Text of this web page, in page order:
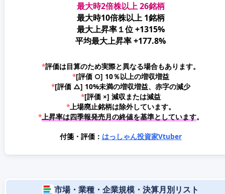
最大時2倍株以上 26銘柄
最大時10倍株以上 1銘柄
最大上昇率１位 +1315%
平均最大上昇率 +177.8%
*評価は目算のため実際と異なる場合もあります。
*[評価 ○] 10％以上の増収増益
*[評価 △] 10%未満の増収増益、赤字の減少
*[評価 ×] 減収または減益
*上場廃止銘柄は除外しています。
*上昇率は四季報発売月の終値を基準としています。
付箋・評価： はっしゃん投資家Vtuber
市場・業種・企業規模・決算月別リスト